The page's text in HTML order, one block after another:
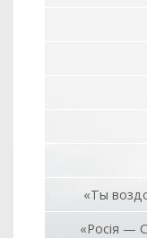
«Ты
«Росiя —